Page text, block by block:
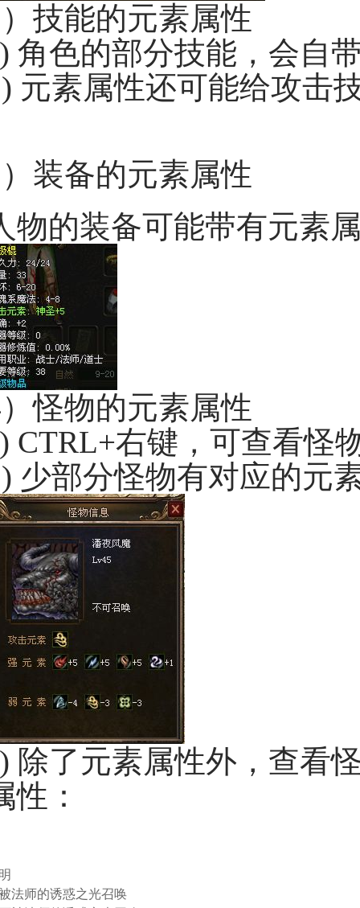
技能的元素属性
角色的部分技能，会自
元素属性还可能给攻击
装备的元素属性
物的装备可能带有元素
怪物的元素属性
CTRL+右键，可查看怪
少部分怪物有对应的元
除了元素属性外，查看
性：
法师的诱惑之光召唤